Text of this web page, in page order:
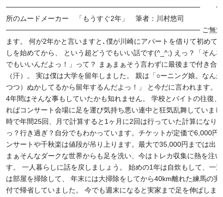
─────────────────────────────────────── ◆
所のムードメーカー 「もうすぐ2年」 筆者：川村悠司
─────────────────────────────────────── ご無沙
ます。 何が2年かと言いますと､僕が川崎にアパートを借りて初めて
しを始めてから、 という超どうでもいい話です(^_^;) えっ？「そん
でもいいんだよっ！」って？ まぁまぁそう言わずに最後まで付き合
（汗）。 実は僕は大学を留年しました。 親は「○ーニング娘。なん
つつ）ぬかしてるから留年するんだよっ！」 と今だに言われます。
4年間はそんな事もしていたかも知れません。 学校とバイトの往復、
ればコンサート会場に足を運び気持ち悪い連中と狂気乱舞していま
時で年間25回、月で計算すると1ヶ月に2回は行っていた計算になり
っ？行き過ぎ？自分でもわかっています。チケットが定価で6,000円
ンサートや千秋楽は値段が吊り上ります。最大で35,000円までは出
まぁそんなダークな世界からも足を洗い、今はトレカ収集に熱を注
す。 一人暮らしに話を戻しましょう。 始めの1年は自炊もして、一
は部屋を掃除して、 年末には大掃除をしてから40km離れた練馬の実
付で帰省していました。 今でも週末になると実家まで足を伸ばしま